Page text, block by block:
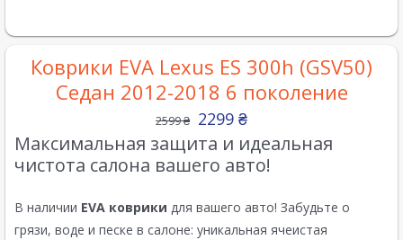
Коврики EVA Lexus ES 300h (GSV50)
Седан 2012-2018 6 поколение
2599₴ 2299 ₴
Максимальная защита и идеальная
чистота салона вашего авто!
В наличии EVA коврики для вашего авто! Забудьте о
грязи, воде и песке в салоне: уникальная ячеистая